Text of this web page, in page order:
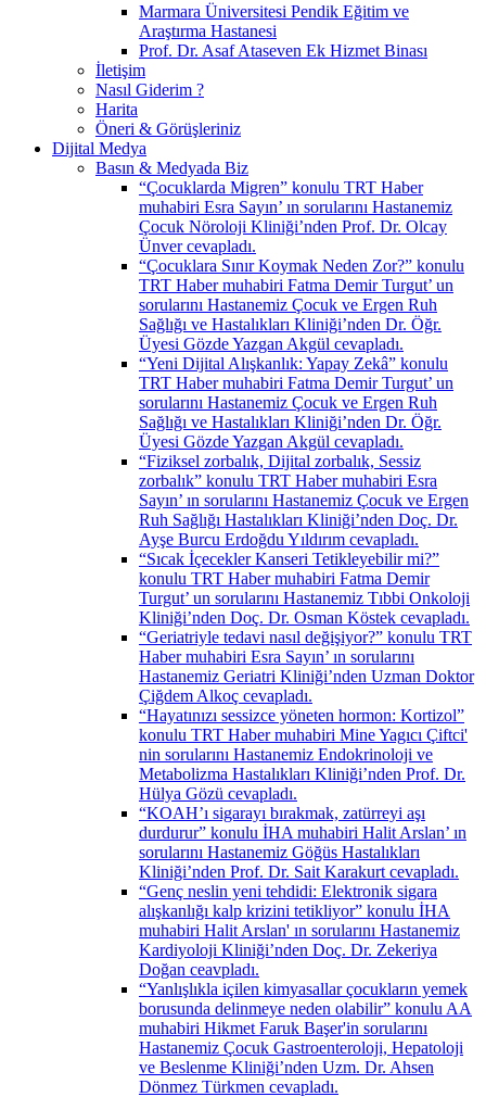
Marmara Üniversitesi Pendik Eğitim ve
Araştırma Hastanesi
Prof. Dr. Asaf Ataseven Ek Hizmet Binası
İletişim
Nasıl Giderim ?
Harita
Öneri & Görüşleriniz
Dijital Medya
Basın & Medyada Biz
“Çocuklarda Migren” konulu TRT Haber
muhabiri Esra Sayın’ ın sorularını Hastanemiz
Çocuk Nöroloji Kliniği’nden Prof. Dr. Olcay
Ünver cevapladı.
“Çocuklara Sınır Koymak Neden Zor?” konulu
TRT Haber muhabiri Fatma Demir Turgut’ un
sorularını Hastanemiz Çocuk ve Ergen Ruh
Sağlığı ve Hastalıkları Kliniği’nden Dr. Öğr.
Üyesi Gözde Yazgan Akgül cevapladı.
“Yeni Dijital Alışkanlık: Yapay Zekâ” konulu
TRT Haber muhabiri Fatma Demir Turgut’ un
sorularını Hastanemiz Çocuk ve Ergen Ruh
Sağlığı ve Hastalıkları Kliniği’nden Dr. Öğr.
Üyesi Gözde Yazgan Akgül cevapladı.
“Fiziksel zorbalık, Dijital zorbalık, Sessiz
zorbalık” konulu TRT Haber muhabiri Esra
Sayın’ ın sorularını Hastanemiz Çocuk ve Ergen
Ruh Sağlığı Hastalıkları Kliniği’nden Doç. Dr.
Ayşe Burcu Erdoğdu Yıldırım cevapladı.
“Sıcak İçecekler Kanseri Tetikleyebilir mi?”
konulu TRT Haber muhabiri Fatma Demir
Turgut’ un sorularını Hastanemiz Tıbbi Onkoloji
Kliniği’nden Doç. Dr. Osman Köstek cevapladı.
“Geriatriyle tedavi nasıl değişiyor?” konulu TRT
Haber muhabiri Esra Sayın’ ın sorularını
Hastanemiz Geriatri Kliniği’nden Uzman Doktor
Çiğdem Alkoç cevapladı.
“Hayatınızı sessizce yöneten hormon: Kortizol”
konulu TRT Haber muhabiri Mine Yagıcı Çiftci'
nin sorularını Hastanemiz Endokrinoloji ve
Metabolizma Hastalıkları Kliniği’nden Prof. Dr.
Hülya Gözü cevapladı.
“KOAH’ı sigarayı bırakmak, zatürreyi aşı
durdurur” konulu İHA muhabiri Halit Arslan’ ın
sorularını Hastanemiz Göğüs Hastalıkları
Kliniği’nden Prof. Dr. Sait Karakurt cevapladı.
“Genç neslin yeni tehdidi: Elektronik sigara
alışkanlığı kalp krizini tetikliyor” konulu İHA
muhabiri Halit Arslan' ın sorularını Hastanemiz
Kardiyoloji Kliniği’nden Doç. Dr. Zekeriya
Doğan ceavpladı.
“Yanlışlıkla içilen kimyasallar çocukların yemek
borusunda delinmeye neden olabilir” konulu AA
muhabiri Hikmet Faruk Başer'in sorularını
Hastanemiz Çocuk Gastroenteroloji, Hepatoloji
ve Beslenme Kliniği’nden Uzm. Dr. Ahsen
Dönmez Türkmen cevapladı.